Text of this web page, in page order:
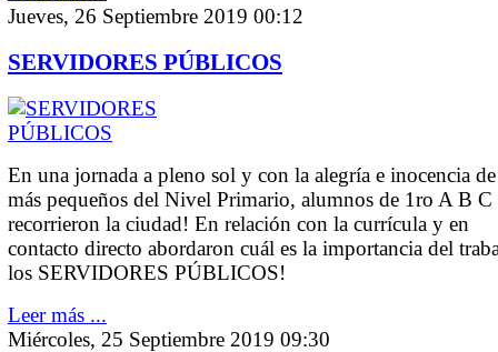
Jueves, 26 Septiembre 2019 00:12
SERVIDORES PÚBLICOS
En una jornada a pleno sol y con la alegría e inocencia
más pequeños del Nivel Primario, alumnos de 1ro A B
recorrieron la ciudad! En relación con la currícula y en
contacto directo abordaron cuál es la importancia del
los SERVIDORES PÚBLICOS!
Leer más ...
Miércoles, 25 Septiembre 2019 09:30